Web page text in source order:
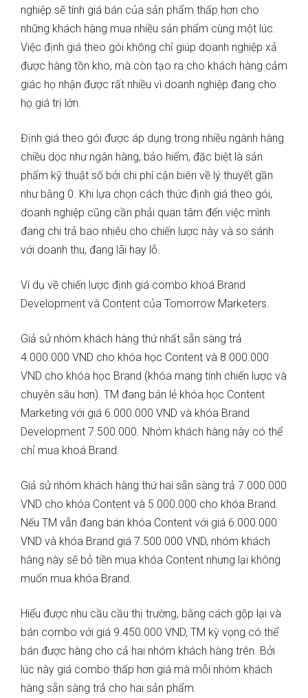
nghiệp sẽ tính giá bán của sản phẩm thấp hơn cho
những khách hàng mua nhiều sản phẩm cùng một lúc.
Việc định giá theo gói không chỉ giúp doanh nghiệp xả
được hàng tồn kho, mà còn tạo ra cho khách hàng cảm
giác họ nhận được rất nhiều vì doanh nghiệp đang cho
họ giá trị lớn.
Định giá theo gói được áp dụng trong nhiều ngành hàng
chiều dọc như ngân hàng, bảo hiểm, đặc biệt là sản
phẩm kỹ thuật số bởi chi phí cận biên về lý thuyết gần
như bằng 0. Khi lựa chọn cách thức định giá theo gói,
doanh nghiệp cũng cần phải quan tâm đến việc mình
đang chi trả bao nhiêu cho chiến lược này và so sánh
với doanh thu, đang lãi hay lỗ.
Ví dụ về chiến lược định giá combo khoá Brand
Development và Content của Tomorrow Marketers.
Giả sử nhóm khách hàng thứ nhất sẵn sàng trả
4.000.000 VND cho khóa học Content và 8.000.000
VND cho khóa học Brand (khóa mang tính chiến lược và
chuyên sâu hơn). TM đang bán lẻ khóa học Content
Marketing với giá 6.000.000 VND và khóa Brand
Development 7.500.000. Nhóm khách hàng này có thể
chỉ mua khoá Brand.
Giả sử nhóm khách hàng thứ hai sẵn sàng trả 7.000.000
VND cho khóa Content và 5.000.000 cho khóa Brand.
Nếu TM vẫn đang bán khóa Content với giá 6.000.000
VND và khóa Brand giá 7.500.000 VND, nhóm khách
hàng này sẽ bỏ tiền mua khóa Content nhưng lại không
muốn mua khóa Brand.
Hiểu được nhu cầu cầu thị trường, bằng cách gộp lại và
bán combo với giá 9.450.000 VND, TM kỳ vọng có thể
bán được hàng cho cả hai nhóm khách hàng trên. Bởi
lúc này giá combo thấp hơn giá mà mỗi nhóm khách
hàng sẵn sàng trả cho hai sản phẩm.